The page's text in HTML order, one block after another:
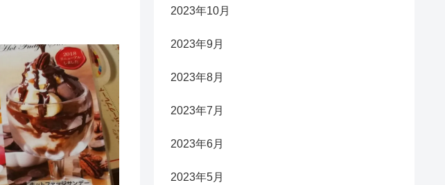
2023年10月
2023年9月
2023年8月
2023年7月
2023年6月
2023年5月